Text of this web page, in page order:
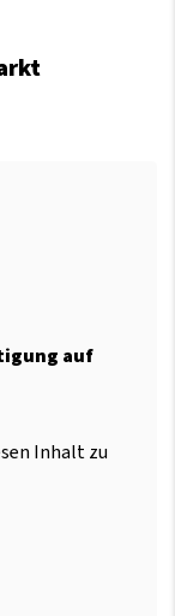
auf
Inhalt zu